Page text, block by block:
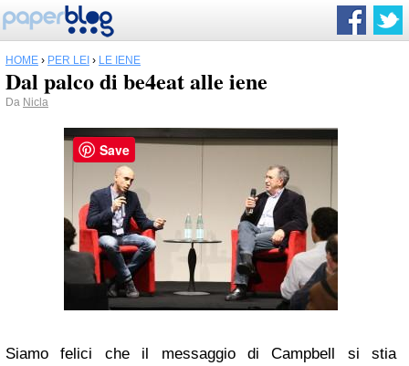
HOME › PER LEI › LE IENE
Dal palco di be4eat alle iene
Da Nicla
Siamo felici che il messaggio di Campbell si stia
Save